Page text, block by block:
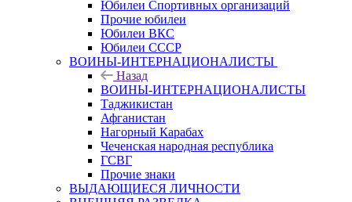
Юбилеи Спортивных организаций
Прочие юбилеи
Юбилеи ВКС
Юбилеи СССР
ВОИНЫ-ИНТЕРНАЦИОНАЛИСТЫ
Назад
ВОИНЫ-ИНТЕРНАЦИОНАЛИСТЫ
Таджикистан
Афганистан
Нагорный Карабах
Чеченская народная республика
ГСВГ
Прочие знаки
ВЫДАЮЩИЕСЯ ЛИЧНОСТИ